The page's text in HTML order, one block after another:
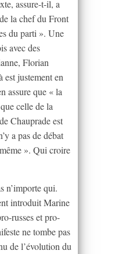
assure-t-il, a
la chef du Front
du parti ». Une
avec des
Florian
justement en
assure que « la
celle de la
Chauprade est
a pas de débat
». Qui croire
n’importe qui.
introduit Marine
russes et pro-
ne tombe pas
de l’évolution du